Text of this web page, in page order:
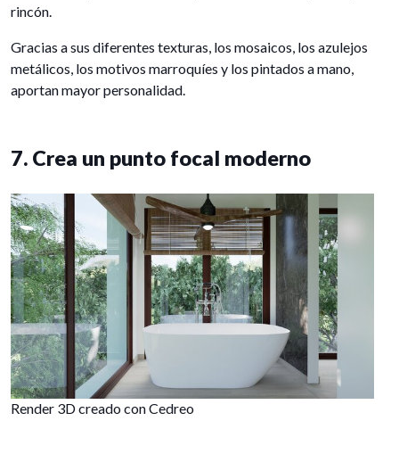
rincón.
Gracias a sus diferentes texturas, los mosaicos, los azulejos
metálicos, los motivos marroquíes y los pintados a mano,
aportan mayor personalidad.
7. Crea un punto focal moderno
Render 3D creado con Cedreo